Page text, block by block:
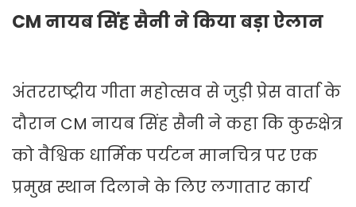
CM नायब सिंह सैनी ने किया बड़ा ऐलान
अंतरराष्ट्रीय गीता महोत्सव से जुड़ी प्रेस वार्ता के
दौरान CM नायब सिंह सैनी ने कहा कि कुरुक्षेत्र
को वैश्विक धार्मिक पर्यटन मानचित्र पर एक
प्रमुख स्थान दिलाने के लिए लगातार कार्य